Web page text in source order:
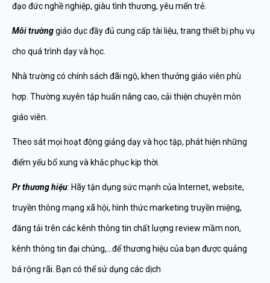
đạo đức nghề nghiệp, giàu tình thương, yêu mến trẻ.
Môi trườnggiáo dục đầy đủ cung cấp tài liệu, trang thiết bị phụ vụ
cho quá trình dạy và học.
Nhà trường có chính sách đãi ngộ, khen thưởng giáo viên phù
hợp. Thường xuyên tập huấn nâng cao, cải thiện chuyên môn
giáo viên.
Theo sát mọi hoạt động giảng dạy và học tập, phát hiện những
điểm yếu bổ xung và khắc phục kịp thời.
Pr thương hiệu: Hãy tận dụng sức mạnh của Internet, website,
truyền thông mạng xã hội, hình thức marketing truyền miệng,
đăng tải trên các kênh thông tin chất lượng review mầm non,
kênh thông tin đại chúng,…để thương hiệu của bạn được quảng
bá rộng rãi. Bạn có thể sử dụng các dịch